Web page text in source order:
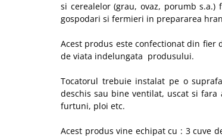
Masini de canelat
Motoare termice
Motoare electrice
Nivela de masurat
Pistoale de impact electrice si
Pistoale de vopsit
Forme de prajituri
Hote Decorative
Hote Traditionale
Hote Incorporabile
si cerealelor (grau, ovaz, porumb
gospodari si fermieri in prepararea
Acest produs este confectionat din
de viata indelungata produsului.
Tocatorul trebuie instalat pe o
deschis sau bine ventilat, uscat si
furtuni, ploi etc.
Acest produs vine echipat cu : 3 cuve